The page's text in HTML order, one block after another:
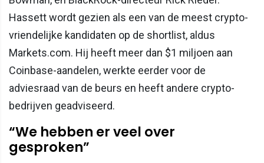
Hassett wordt gezien als een van de meest crypto-
vriendelijke kandidaten op de shortlist, aldus
Markets.com. Hij heeft meer dan $1 miljoen aan
Coinbase-aandelen, werkte eerder voor de
adviesraad van de beurs en heeft andere crypto­
bedrijven geadviseerd.
“We hebben er veel over
gesproken”